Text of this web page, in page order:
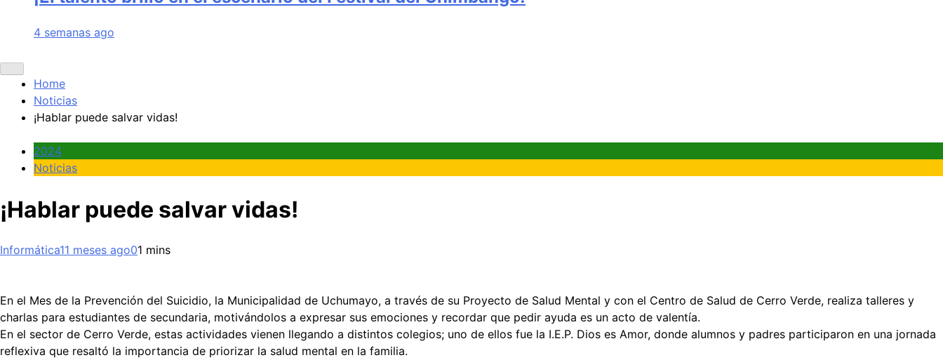
4 semanas ago
Home
Noticias
¡Hablar puede salvar vidas!
2024
Noticias
¡Hablar puede salvar vidas!
Informática11 meses ago01 mins
En el Mes de la Prevención del Suicidio, la Municipalidad de Uchumayo, a través de su Proyecto de Salud Mental y con el Centro de Salud de Cerro Verde, realiza talleres y
charlas para estudiantes de secundaria, motivándolos a expresar sus emociones y recordar que pedir ayuda es un acto de valentía.
En el sector de Cerro Verde, estas actividades vienen llegando a distintos colegios; uno de ellos fue la I.E.P. Dios es Amor, donde alumnos y padres participaron en una jornada
reflexiva que resaltó la importancia de priorizar la salud mental en la familia.